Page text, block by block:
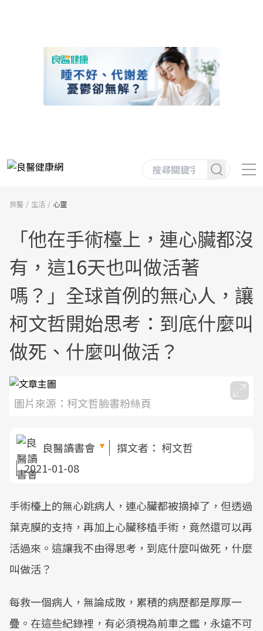
良醫 生活 心靈
「他在手術檯上，連心臟都沒
有，這16天也叫做活著
嗎？」全球首例的無心人，讓
柯文哲開始思考：到底什麼叫
做死、什麼叫做活？
圖片來源：柯文哲臉書粉絲頁
良醫讀書會 撰文者： 柯文哲
2021-01-08
手術檯上的無心跳病人，連心臟都被摘掉了，但透過
葉克膜的支持，再加上心臟移植手術，竟然還可以再
活過來。這讓我不由得思考，到底什麼叫做死，什麼
叫做活？
每救一個病人，無論成敗，累積的病歷都是厚厚一
疊。在這些紀錄裡，有必須視為前車之鑑，永遠不可